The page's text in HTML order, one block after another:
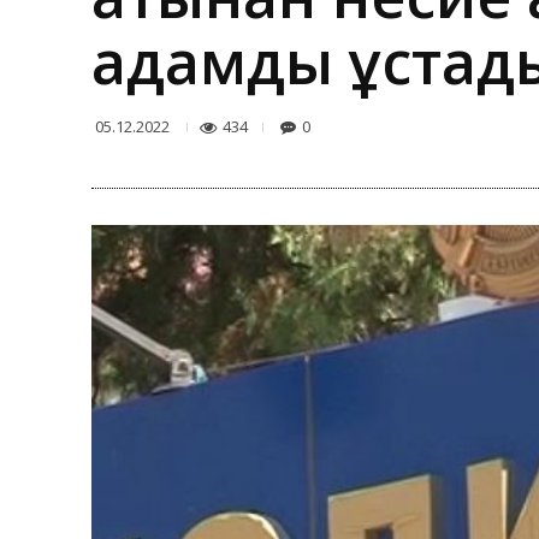
адамды
05.12.2022 434 0